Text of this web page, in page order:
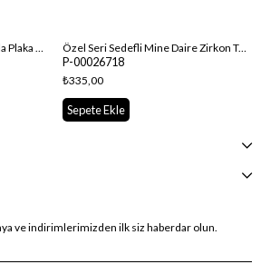
Özel Seri Zirkon Taşlı Halkada Plaka Üçgen Sallantılı Küpe Özel Seri Sedefli Mine Daire Zirkon Taş Detay Sallantılı Küpe
P-00026718
₺335,00
Sepete Ekle
ve indirimlerimizden ilk siz haberdar olun.